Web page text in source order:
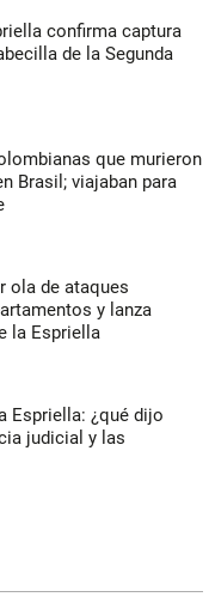
confirma captura
de la Segunda
que murieron
Brasil; viajaban para
ola de ataques
y lanza
la Espriella
Espriella: ¿qué dijo
judicial y las